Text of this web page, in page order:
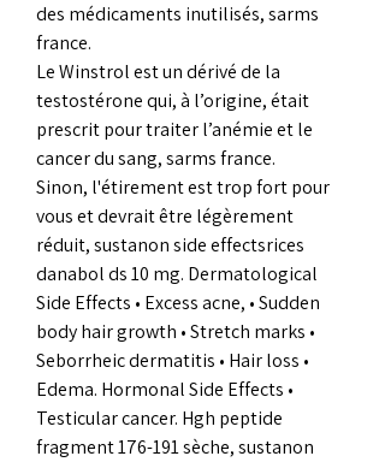
des médicaments inutilisés, sarms
france.
Le Winstrol est un dérivé de la
testostérone qui, à l’origine, était
prescrit pour traiter l’anémie et le
cancer du sang, sarms france.
Sinon, l'étirement est trop fort pour
vous et devrait être légèrement
réduit, sustanon side effectsrices
danabol ds 10 mg. Dermatological
Side Effects • Excess acne, • Sudden
body hair growth • Stretch marks •
Seborrheic dermatitis • Hair loss •
Edema. Hormonal Side Effects •
Testicular cancer. Hgh peptide
fragment 176-191 sèche, sustanon